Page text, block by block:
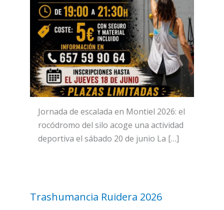
Jornada de escalada en Montiel 2026: el
rocódromo del silo acoge una actividad
deportiva el sábado 20 de junio La […]
Trashumancia Ruidera 2026